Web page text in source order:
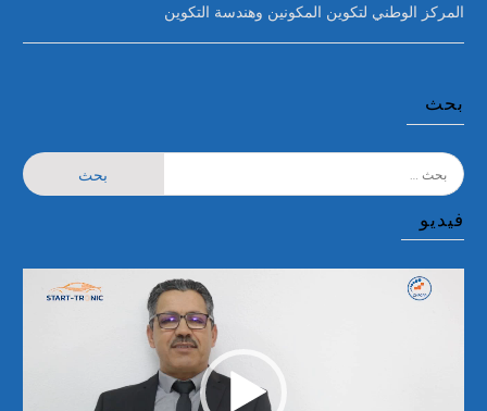
المركز الوطني لتكوين المكونين وهندسة التكوين
بحث
البحث
عن:
فيديو
مشغل